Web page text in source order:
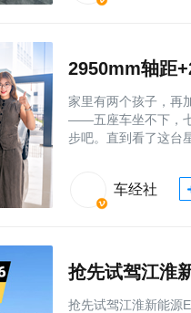
家里有两个孩子，再
——五座车坐不下，
步吧。直到看了这台
车经社
抢先试驾江淮
抢先试驾江淮新能源